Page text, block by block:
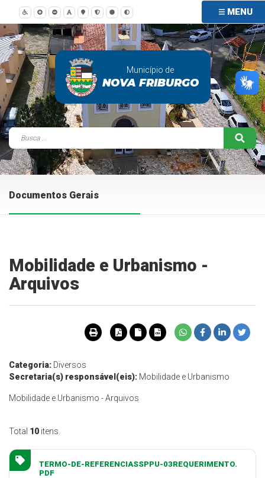
MENU
Município de
NOVA FRIBURGO
Documentos Gerais
Mobilidade e Urbanismo -
Arquivos
Categoria: Diversos
Secretaria(s) responsável(eis): Mobilidade e Urbanismo
Mobilidade e Urbanismo - Arquivos
Total 10 itens.
TERMO-DE-REFERENCIASSPPU-03REQUERIMENTO.
PDF